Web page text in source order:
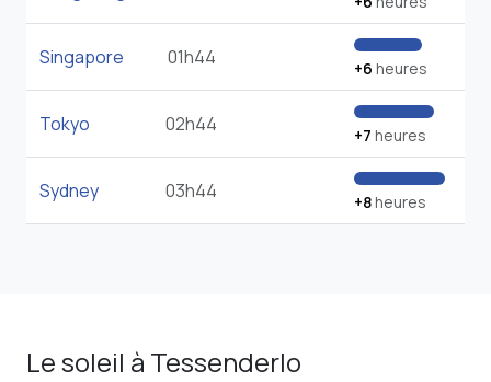
Singapore 01h44 +6 heures
Tokyo 02h44 +7 heures
Sydney 03h44 +8heures
Le soleil à Tessenderlo